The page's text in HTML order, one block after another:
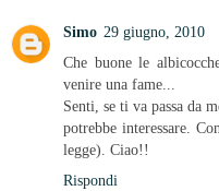
Simo 29 giugno, 2010
Che buone le
venire una fame...
Senti, se ti va passa da
potrebbe interessare.
legge). Ciao!!
Rispondi